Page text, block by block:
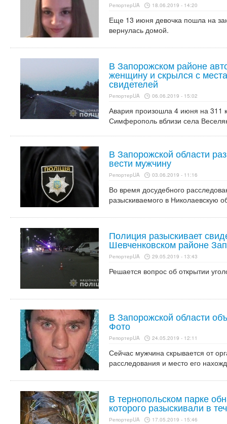
РепортерUA 18.06.2019 - 14:20
Еще 13 июня девочка пошла на
вернулась домой.
В Запорожском районе
женщину и скрылся с
свидетелей
РепортерUA 06.06.2019 - 15:02
Авария произошла 4 июня на 311
Симферополь вблизи села
В Запорожской области
вести мужчину
РепортерUA 03.06.2019 - 11:16
Во время досудебного
разыскиваемого в Николаевскую
Полиция разыскивает
Шевченковском районе
РепортерUA 29.05.2019 - 13:43
Решается вопрос об открытии
В Запорожской области
Фото
РепортерUA 24.05.2019 - 12:11
Сейчас мужчина скрывается от
расследования и место его
В тернопольском парке
которого разыскивали в
РепортерUA 17.05.2019 - 15:46